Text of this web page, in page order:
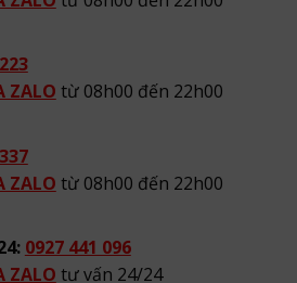
ZALO từ 08h00 đến 22h00
ZALO từ 08h00 đến 22h00
0927 441 096
ZALO tư vấn 24/24